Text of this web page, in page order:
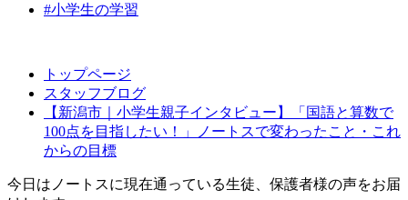
#小学生の学習
トップページ
スタッフブログ
【新潟市｜小学生親子インタビュー】「国語と算数で
100点を目指したい！」ノートスで変わったこと・これ
からの目標
今日はノートスに現在通っている生徒、保護者様の声をお届